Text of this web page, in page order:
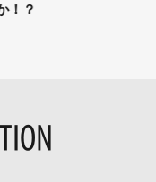
雨や埃などから守れてい